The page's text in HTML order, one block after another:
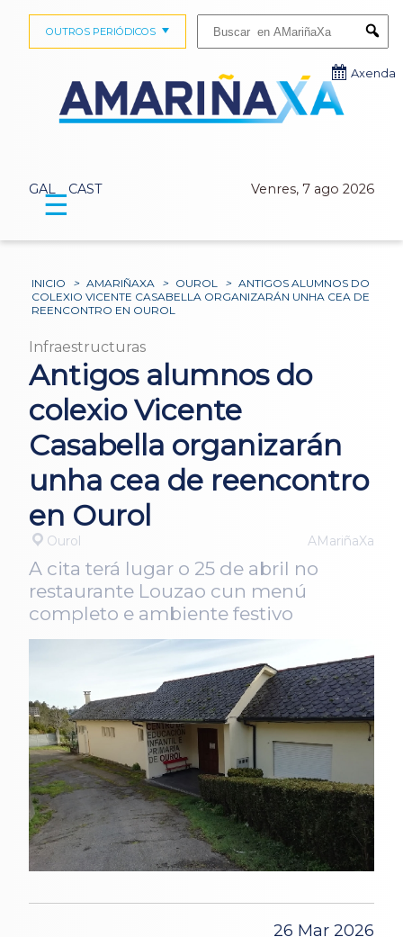
GAL CAST Venres, 7 ago 2026
OUTROS PERIÓDICOS
Axenda
☰
INICIO > AMARIÑAXA > OUROL > ANTIGOS ALUMNOS DO
COLEXIO VICENTE CASABELLA ORGANIZARÁN UNHA CEA DE
REENCONTRO EN OUROL
Infraestructuras
Antigos alumnos do
colexio Vicente
Casabella organizarán
unha cea de reencontro
en Ourol
Ourol AMariñaXa
A cita terá lugar o 25 de abril no
restaurante Louzao cun menú
completo e ambiente festivo
26 Mar 2026